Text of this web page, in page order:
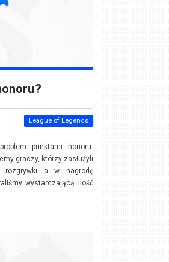
League of Legends
punktami honoru.
graczy, którzy zasłużyli
a w nagrodę
wystarczającą ilość